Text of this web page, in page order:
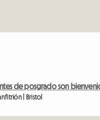
de posgrado son
| Bristol